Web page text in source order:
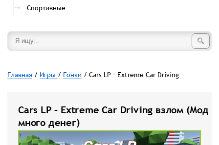
Спортивные
Главная / Игры / Гонки / Cars LP – Extreme Car Driving
Cars LP – Extreme Car Driving взлом (Мод
много денег)